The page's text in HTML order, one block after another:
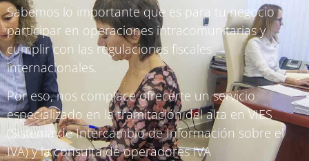
Sabemos lo importante que es para tu negocio
participar en operaciones intracomunitarias y
cumplir con las regulaciones fiscales
internacionales.
Por eso, nos complace ofrecerte un servicio
especializado en la tramitación del alta en VIES
(Sistema de Intercambio de Información sobre el
IVA) y la consulta de operadores IVA